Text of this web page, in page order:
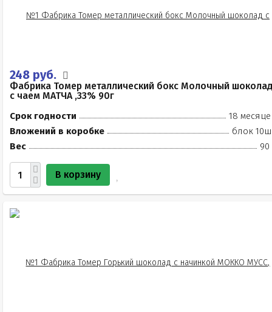
248 руб.
Фабрика Томер металлический бокс Молочный
с чаем МАТЧА ,33% 90г
Срок годности
18
Вложений в коробке
блок
Вес
90
В корзину